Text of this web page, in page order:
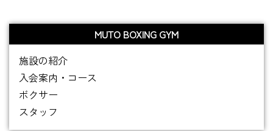
MUTO BOXING GYM
施設の紹介
入会案内・コース
ボクサー
スタッフ